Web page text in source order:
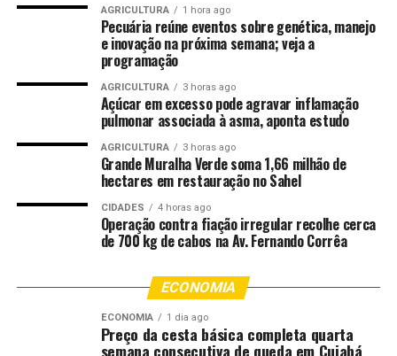
foto em meio a um grande número de pessoas, para
subtrair o aparelho, realizar transferências bancárias e
aplicar golpes com o celular da vítima.
“Hoje, o foco dos criminosos são os Pix e transferências
rápidas. Estando com o telefone, o criminoso consegue
inclusive utilizar a opção de ‘esqueci minha senha’ do
aplicativo bancário, que manda uma nova senha, um link
para a pessoa clicar no e-mail que, muitas vezes, está
gravado no próprio celular subtraído”, disse Gustavo
O delegado orienta que as pessoas levem um telefone
reserva para as festas, que não tenha nenhum aplicativo
bancário instalado, para que, caso seja subtraído, não
AGRICULTURA 1 hora ago
Pecuária reúne eventos sobre genética, manejo
e inovação na próxima semana; veja a
programação
AGRICULTURA 3 horas ago
Açúcar em excesso pode agravar inflamação
pulmonar associada à asma, aponta estudo
AGRICULTURA 3 horas ago
Grande Muralha Verde soma 1,66 milhão de
hectares em restauração no Sahel
CIDADES 4 horas ago
Operação contra fiação irregular recolhe cerca
de 700 kg de cabos na Av. Fernando Corrêa
ECONOMIA
ECONOMIA 1 dia ago
Preço da cesta básica completa quarta
semana consecutiva de queda em Cuiabá